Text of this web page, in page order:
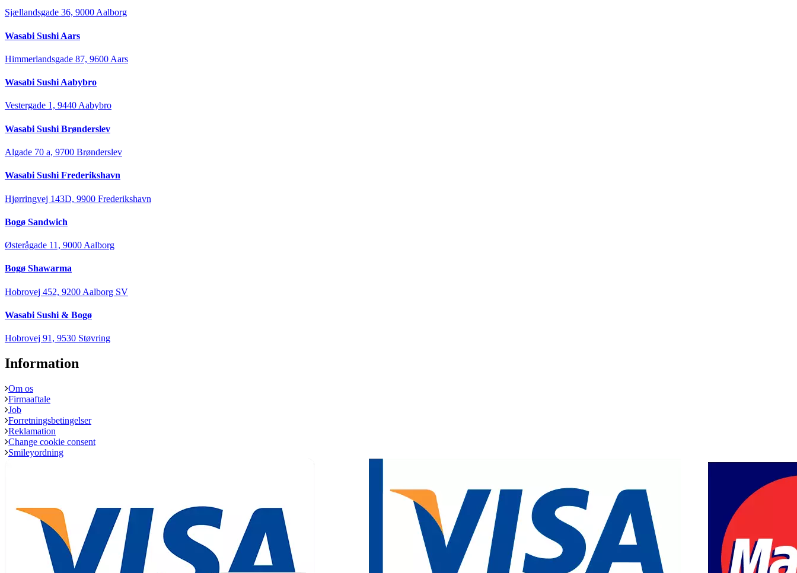
Sjællandsgade 36, 9000 Aalborg
Wasabi Sushi Aars
Himmerlandsgade 87, 9600 Aars
Wasabi Sushi Aabybro
Vestergade 1, 9440 Aabybro
Wasabi Sushi Brønderslev
Algade 70 a, 9700 Brønderslev
Wasabi Sushi Frederikshavn
Hjørringvej 143D, 9900 Frederikshavn
Bogø Sandwich
Østerågade 11, 9000 Aalborg
Bogø Shawarma
Hobrovej 452, 9200 Aalborg SV
Wasabi Sushi & Bogø
Hobrovej 91, 9530 Støvring
Information
Om os
Firmaaftale
Job
Forretningsbetingelser
Reklamation
Change cookie consent
Smileyordning